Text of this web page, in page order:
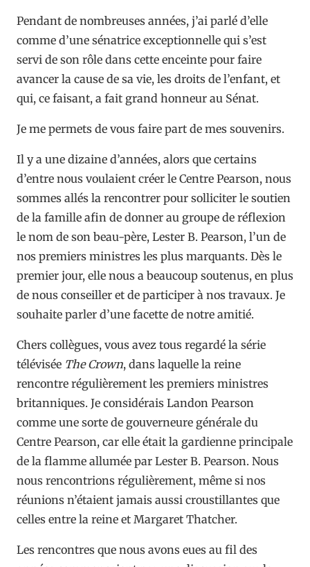
Pendant de nombreuses années, j’ai parlé d’elle
comme d’une sénatrice exceptionnelle qui s’est
servi de son rôle dans cette enceinte pour faire
avancer la cause de sa vie, les droits de l’enfant, et
qui, ce faisant, a fait grand honneur au Sénat.
Je me permets de vous faire part de mes souvenirs.
Il y a une dizaine d’années, alors que certains
d’entre nous voulaient créer le Centre Pearson, nous
sommes allés la rencontrer pour solliciter le soutien
de la famille afin de donner au groupe de réflexion
le nom de son beau-père, Lester B. Pearson, l’un de
nos premiers ministres les plus marquants. Dès le
premier jour, elle nous a beaucoup soutenus, en plus
de nous conseiller et de participer à nos travaux. Je
souhaite parler d’une facette de notre amitié.
Chers collègues, vous avez tous regardé la série
télévisée The Crown, dans laquelle la reine
rencontre régulièrement les premiers ministres
britanniques. Je considérais Landon Pearson
comme une sorte de gouverneure générale du
Centre Pearson, car elle était la gardienne principale
de la flamme allumée par Lester B. Pearson. Nous
nous rencontrions régulièrement, même si nos
réunions n’étaient jamais aussi croustillantes que
celles entre la reine et Margaret Thatcher.
Les rencontres que nous avons eues au fil des